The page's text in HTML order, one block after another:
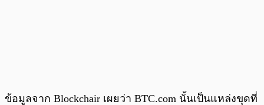
ข้อมูลจาก Blockchair เผยว่า BTC.com นั้นเป็นแหล่งขุดที่